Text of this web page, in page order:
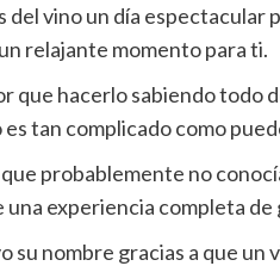
vino un día espectacular
relajante momento para ti.
que hacerlo sabiendo todo
tan complicado como
probablemente no
experiencia completa de
su nombre gracias a que